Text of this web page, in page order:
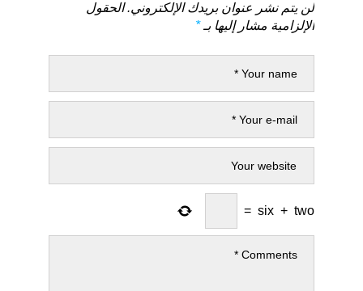
لن يتم نشر عنوان بريدك الإلكتروني. الحقول
الإلزامية مشار إليها بـ*
two
+
six
=